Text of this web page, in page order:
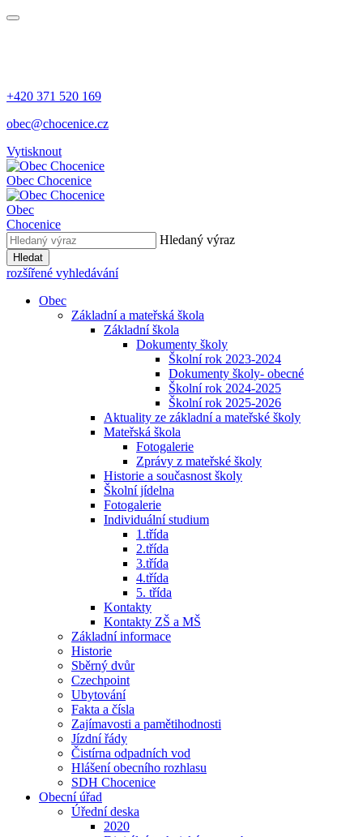
+420 371 520 169
obec@chocenice.cz
Vytisknout
Obec Chocenice
Obec
Chocenice
Hledaný výraz
Hledat
rozšířené vyhledávání
Obec
Základní a mateřská škola
Základní škola
Dokumenty školy
Školní rok 2023-2024
Dokumenty školy- obecné
Školní rok 2024-2025
Školní rok 2025-2026
Aktuality ze základní a mateřské školy
Mateřská škola
Fotogalerie
Zprávy z mateřské školy
Historie a současnost školy
Školní jídelna
Fotogalerie
Individuální studium
1.třída
2.třída
3.třída
4.třída
5. třída
Kontakty
Kontakty ZŠ a MŠ
Základní informace
Historie
Sběrný dvůr
Czechpoint
Ubytování
Fakta a čísla
Zajímavosti a pamětihodnosti
Jízdní řády
Čistírna odpadních vod
Hlášení obecního rozhlasu
SDH Chocenice
Obecní úřad
Úřední deska
2020